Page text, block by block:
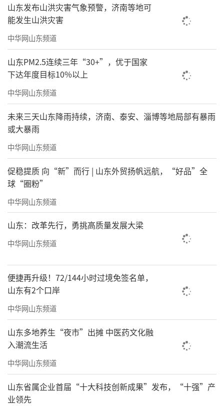
山东发布山洪灾害气象预警，济南等地可
能发生山洪灾害
中华网山东频道
山东PM2.5连续三年“30+”，优于国家
下达年度目标10%以上
中华网山东频道
未来三天山东降雨持续，济南、泰安、淄博等地局部有暴雨
或大暴雨
中华网山东频道
促稳提质 向“新”而行 | 山东外贸扬帆远航，“好品”全
球“圈粉”
中华网山东频道
山东：改革先行，勇挑高质量发展大梁
中华网山东频道
便捷再升级！72/144小时过境免签名单，
山东有2个口岸
中华网山东频道
山东多地养生“夜市”出摊 中医药文化融
入潮流生活
中华网山东频道
山东省属企业首届“十大科技创新成果”发布，“十强”产
业领先